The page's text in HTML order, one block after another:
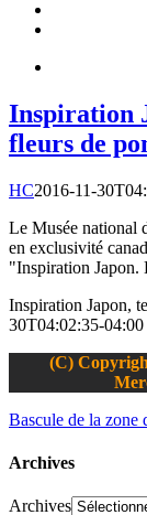
Inspiration
fleurs de
HC2016-11-
Le Musée national
en exclusivité
"Inspiration Japon.
Inspiration Japon,
30T04:02:35-04:00
(C)
Bascule de la zone
Archives
Archives